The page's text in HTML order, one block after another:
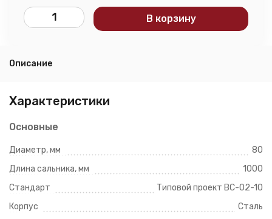
В корзину
Описание
Характеристики
Основные
Диаметр, мм
80
Длина сальника, мм
1000
Стандарт
Типовой проект ВС-02-10
Корпус
Сталь